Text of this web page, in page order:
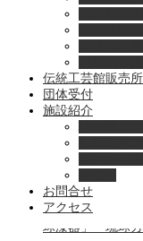
伝統工芸館販売所
団体受付
施設紹介
お問合せ
アクセス
体験工房
那覇市で唯一！
里織、シーサー
体験できるスポ
す。
伝統工芸
経済産業大臣が
レクトショップ
球漆器」「琉球